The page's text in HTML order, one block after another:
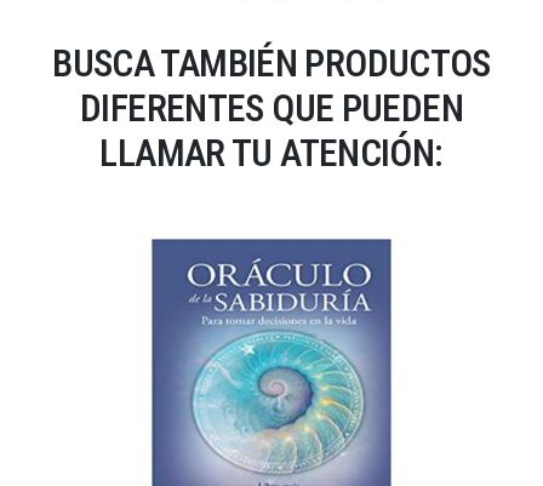
BUSCA TAMBIÉN PRODUCTOS
DIFERENTES QUE PUEDEN
LLAMAR TU ATENCIÓN: